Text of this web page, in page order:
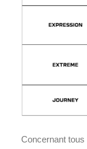
Concernant tous